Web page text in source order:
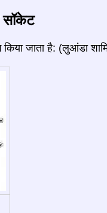
किया जाता है: (लुआंडा